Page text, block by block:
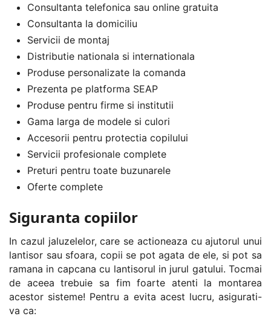
Consultanta telefonica sau online gratuita
Consultanta la domiciliu
Servicii de montaj
Distributie nationala si internationala
Produse personalizate la comanda
Prezenta pe platforma SEAP
Produse pentru firme si institutii
Gama larga de modele si culori
Accesorii pentru protectia copilului
Servicii profesionale complete
Preturi pentru toate buzunarele
Oferte complete
Siguranta copiilor
In cazul jaluzelelor, care se actioneaza cu ajutorul unui
lantisor sau sfoara, copii se pot agata de ele, si pot sa
ramana in capcana cu lantisorul in jurul gatului. Tocmai
de aceea trebuie sa fim foarte atenti la montarea
acestor sisteme! Pentru a evita acest lucru, asigurati-
va ca: